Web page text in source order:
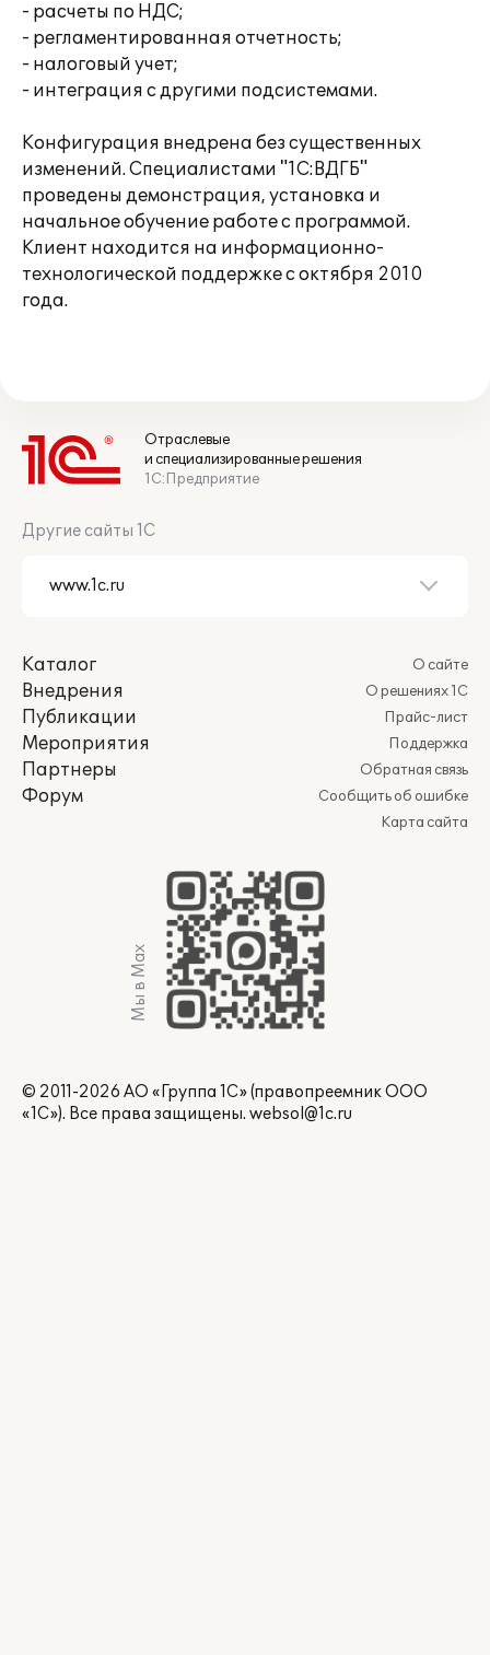
- расчеты по НДС;
- регламентированная отчетность;
- налоговый учет;
- интеграция с другими подсистемами.
Конфигурация внедрена без существенных
изменений. Специалистами "1С:ВДГБ"
проведены демонстрация, установка и
начальное обучение работе с программой.
Клиент находится на информационно-
технологической поддержке с октября 2010
года.
Отраслевые
и специализированные решения
1С:Предприятие
Другие сайты 1С
Каталог
Внедрения
Публикации
Мероприятия
Партнеры
Форум
О сайте
О решениях 1С
Прайс-лист
Поддержка
Обратная связь
Сообщить об ошибке
Карта сайта
Мы в Max
© 2011-2026 АО «Группа 1С» (правопреемник ООО
«1С»). Все права защищены. websol@1c.ru